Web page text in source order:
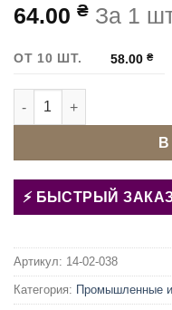
64.00 ₴ За 1
ОТ 10 ШТ. 58.00₴
Количество товара
БЫСТРЫЙ
Артикул: 14-02-038
Категория: Промышленные